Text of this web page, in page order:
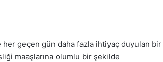
geçen gün daha fazla ihtiyaç duyulan bir
maaşlarına olumlu bir şekilde